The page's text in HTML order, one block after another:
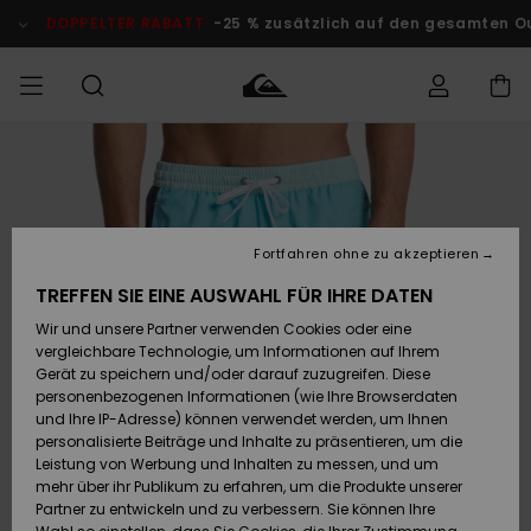
Produktinformation
DOPPELTER RABATT -25 % zusätzlich auf den gesamten
MÄNNER Kleidung
Accessoires
Schuhe&
Flip-Flops
Surf
Snow
JUNGEN
Kleidung
Accessoires
Schuhe&
Flip-Flops
Surf
Snow
FRAUEN
Shop
Brandneu
Highlights
Snow
SURF
Surf Shop
Männer
Kinder
Highlights
Community
SNOW
Snow Shop
Männer
Kinder
Snow Shop
Damen
Highlights
DOPPELTER
RABATT
Outlet
Herren
KINDER
Outlet
Frauen
Bestellung
zugreifen
Versand
Retouren
Bezahlung
Geschenkkarte
Quiksilver
TREFFEN SIE EINE AUSWAHL FÜR IHRE DATEN
Wir und unsere Partner verwenden Cookies oder eine
vergleichbare Technologie, um Informationen auf Ihrem
Gerät zu speichern und/oder darauf zuzugreifen. Diese
personenbezogenen Informationen (wie Ihre Browserdaten
und Ihre IP-Adresse) können verwendet werden, um Ihnen
personalisierte Beiträge und Inhalte zu präsentieren, um die
Leistung von Werbung und Inhalten zu messen, und um
mehr über ihr Publikum zu erfahren, um die Produkte unserer
Partner zu entwickeln und zu verbessern. Sie können Ihre
Fortfahren ohne zu akzeptieren